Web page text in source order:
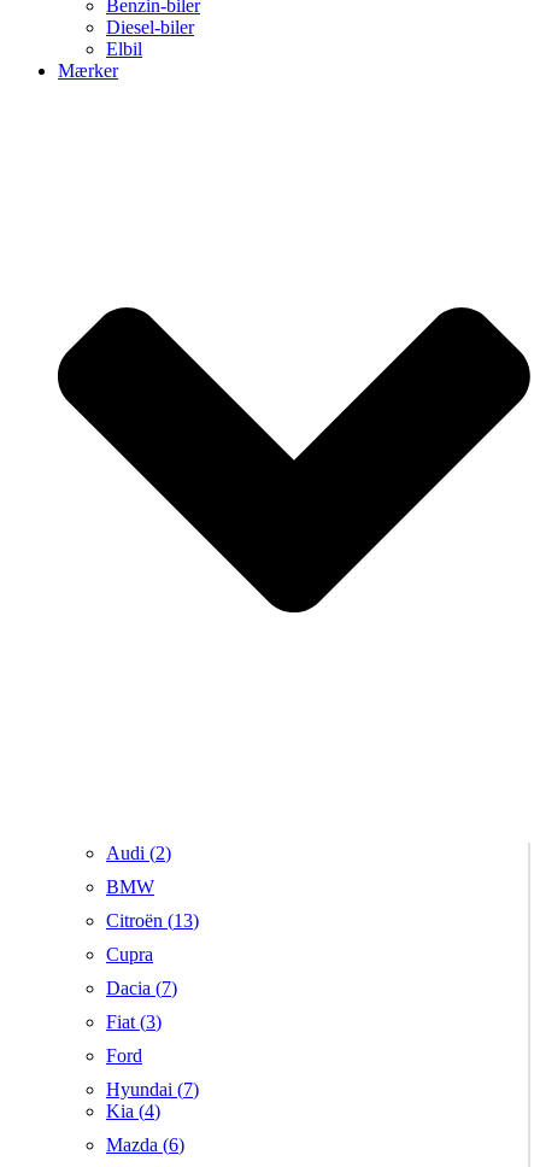
Benzin-biler
Diesel-biler
Elbil
Mærker
Audi (2)
BMW
Citroën (13)
Cupra
Dacia (7)
Fiat (3)
Ford
Hyundai (7)
Kia (4)
Mazda (6)